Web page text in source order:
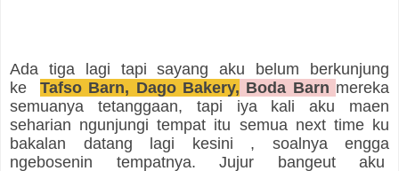
Ada tiga lagi tapi sayang aku belum berkunjung
ke Tafso Barn, Dago Bakery, Boda Barn mereka
semuanya tetanggaan, tapi iya kali aku maen
seharian ngunjungi tempat itu semua next time ku
bakalan datang lagi kesini , soalnya engga
ngebosenin tempatnya. Jujur bangeut aku